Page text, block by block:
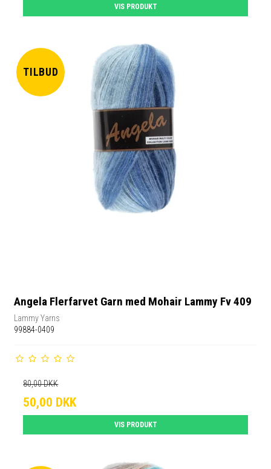
VIS PRODUKT
TILBUD
Angela Flerfarvet Garn med Mohair Lammy Fv 409
Lammy Yarns
99884-0409
80,00 DKK
50,00 DKK
VIS PRODUKT